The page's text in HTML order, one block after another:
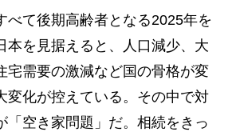
て後期高齢者となる2025年を
本を見据えると、人口減少、大
宅需要の激減など国の骨格が変
変化が控えている。その中で対
「空き家問題」だ。相続をきっ